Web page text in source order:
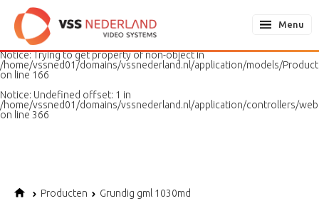
Notice: Undefined variable: page in
/home/vssned01/domains/vssnederland.nl/application/models/
on line
187
Notice: Trying to get property of non-object in
/home/vssned01/domains/vssnederland.nl/application/models/
on line 166
Notice: Undefined offset: 1 in
/home/vssned01/domains/vssnederland.nl/application/controllers/
on line 366
Menu
Producten Grundig gml 1030md